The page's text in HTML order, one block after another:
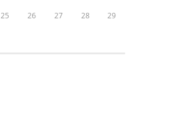
25 26 27 28 29